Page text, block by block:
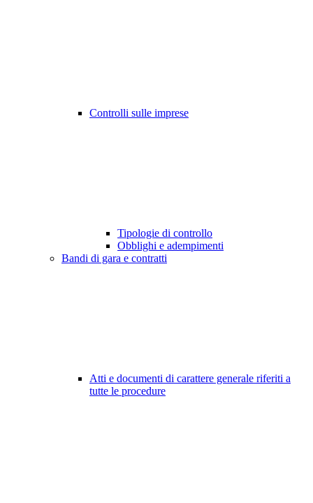
Controlli sulle imprese
Tipologie di controllo
Obblighi e adempimenti
Bandi di gara e contratti
Atti e documenti di carattere generale riferiti a
tutte le procedure